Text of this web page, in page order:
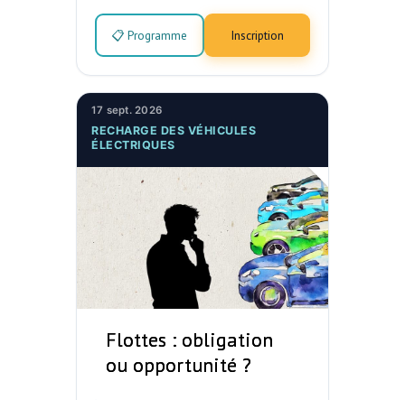
📋 Programme Inscription
17 sept. 2026
RECHARGE DES VÉHICULES
ÉLECTRIQUES
Flottes : obligation
ou opportunité ?